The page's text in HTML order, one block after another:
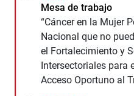
Mesa de trabajo
“Cáncer en la Mujer
Nacional que no
el Fortalecimiento y
Intersectoriales para
Acceso Oportuno al